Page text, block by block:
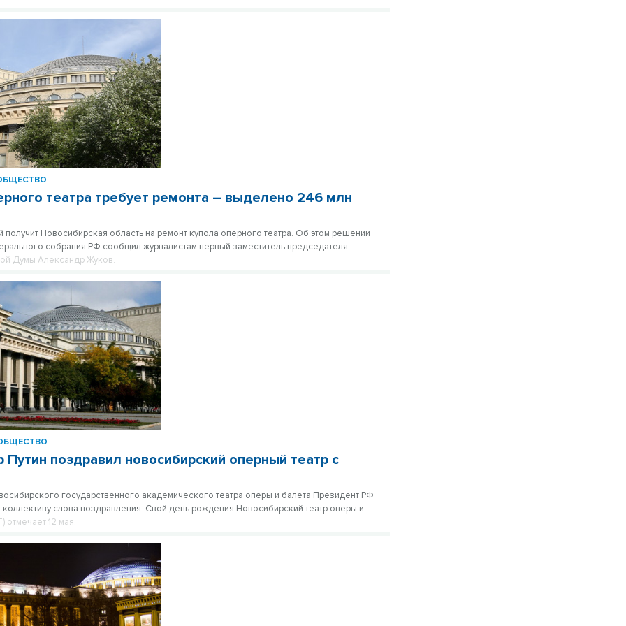
театра требует ремонта – выделено 246 млн
получит Новосибирская область на ремонт купола оперного театра. Об этом решении
собрания РФ сообщил журналистам первый заместитель председателя
Думы Александр Жуков.
Путин поздравил новосибирский оперный театр с
государственного академического театра оперы и балета Президент РФ
слова поздравления. Свой день рождения Новосибирский театр оперы и
отмечает 12 мая.